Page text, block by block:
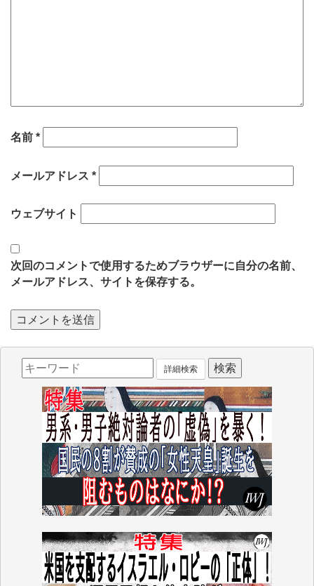
名前 *
メールアドレス *
ウェブサイト
次回のコメントで使用するためブラウザーに自分の名前、
メールアドレス、サイトを保存する。
詳細検索